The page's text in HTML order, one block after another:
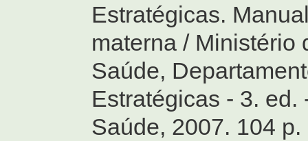
Estratégicas.
materna / Ministério
Saúde,
Estratégicas - 3.
Saúde, 2007. 104